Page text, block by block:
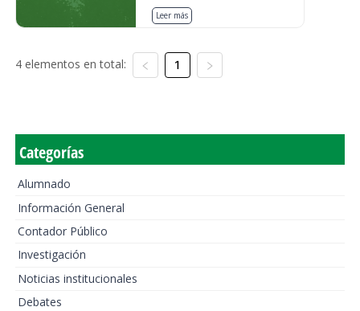
Leer más
4 elementos en total: 1
Categorías
Alumnado
Información General
Contador Público
Investigación
Noticias institucionales
Debates